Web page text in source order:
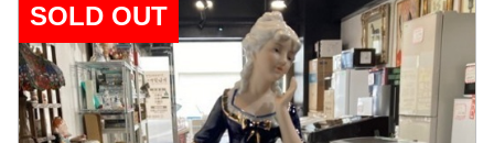
SOLD OUT